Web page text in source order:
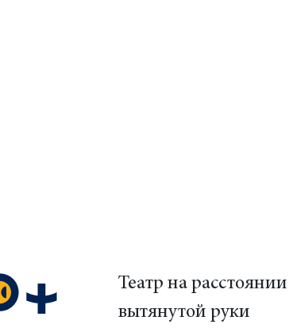
Театр на расстоянии
вытянутой руки